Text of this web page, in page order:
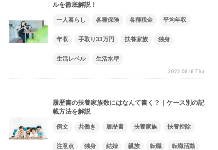
ルを徹底解説！
一人暮らし 各種保険 各種税金 平均年収
年収 手取り33万円 扶養家族 独身
生活レベル 生活水準
2022.08.18 Thu
履歴書の扶養家族数にはなんて書く？｜ケース別の記
載方法を解説
例文 共働き 履歴書 扶養家族 扶養控除
注意点 独身 結婚 親族 転職 転職活動